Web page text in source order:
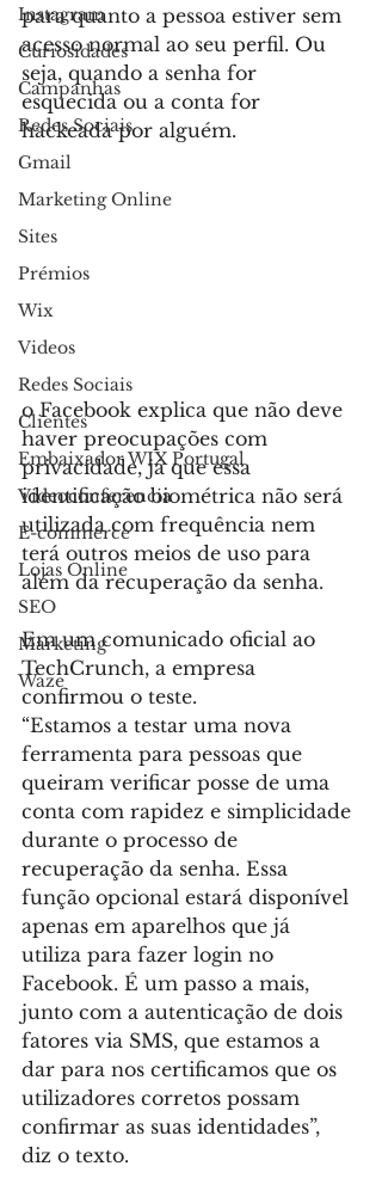
Instagram
Curiosidades
Campanhas
Redes Sociais
Gmail
Marketing Online
Sites
Prémios
Wix
Videos
Redes Sociais
Clientes
Embaixador WIX Portugal
Videoconferencia
E-commerce
Lojas Online
SEO
Marketing
Waze
para quanto a pessoa estiver sem
acesso normal ao seu perfil. Ou
seja, quando a senha for
esquecida ou a conta for
hackeada por alguém.
o Facebook explica que não deve
haver preocupações com
privacidade, já que essa
identificação biométrica não será
utilizada com frequência nem
terá outros meios de uso para
além da recuperação da senha.
Em um comunicado oficial ao
TechCrunch, a empresa
confirmou o teste.
“Estamos a testar uma nova
ferramenta para pessoas que
queiram verificar posse de uma
conta com rapidez e simplicidade
durante o processo de
recuperação da senha. Essa
função opcional estará disponível
apenas em aparelhos que já
utiliza para fazer login no
Facebook. É um passo a mais,
junto com a autenticação de dois
fatores via SMS, que estamos a
dar para nos certificamos que os
utilizadores corretos possam
confirmar as suas identidades”,
diz o texto.